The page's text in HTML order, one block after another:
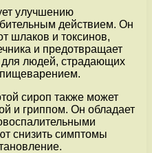
улучшению
действием. Он
шлаков и токсинов,
и предотвращает
людей, страдающих
сироп также может
и гриппом. Он обладает
снизить симптомы